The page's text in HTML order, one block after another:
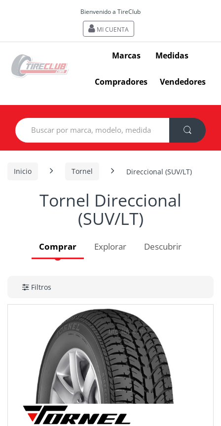
Bienvenido a TireClub
MI CUENTA
Marcas Medidas
Compradores Vendedores
Search
for:
Inicio Tornel Direccional (SUV/LT)
Tornel Direccional
(SUV/LT)
Comprar Explorar Descubrir
Filtros